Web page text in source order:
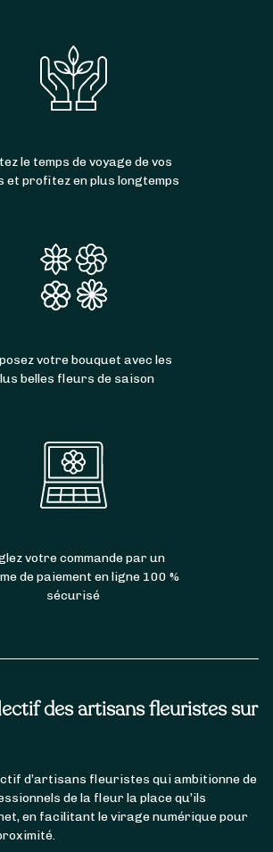
des artisans fleuristes sur
d’artisans fleuristes qui ambitionne de
de la fleur la place qu’ils
en facilitant le virage numérique pour
le temps de voyage de vos
et profitez en plus longtemps
votre bouquet avec les
belles fleurs de saison
votre commande par un
de paiement en ligne 100 %
sécurisé